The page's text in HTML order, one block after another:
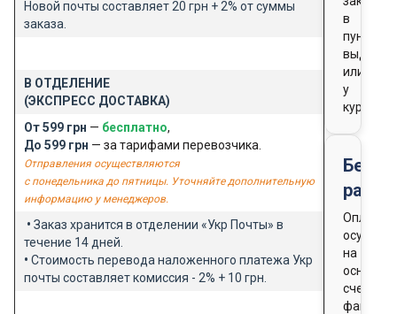
Новой почты составляет 20 грн + 2% от суммы
заказа.
В ОТДЕЛЕНИЕ
(ЭКСПРЕСС ДОСТАВКА)
От 599 грн — бесплатно,
До 599 грн — за тарифами перевозчика.
Отправления осуществляются
с понедельника до пятницы. Уточняйте дополнительную
информацию у менеджеров.
• Заказ хранится в отделении «Укр Почты» в
течение 14 дней.
• Стоимость перевода наложенного платежа Укр
почты составляет комиссия - 2% + 10 грн.
в
пункте
выдачи
или
у
курьера
Оплата
на
счета-
фактуры